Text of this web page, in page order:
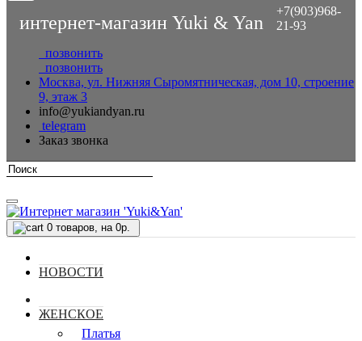
интернет-магазин Yuki & Yan
+7(903)968-
21-93
позвонить
позвонить
Москва, ул. Нижняя Сыромятническая, дом 10, строение
9, этаж 3
info@yukiandyan.ru
telegram
Заказ звонка
0 товаров, на 0р.
НОВОСТИ
ЖЕНСКОЕ
Платья